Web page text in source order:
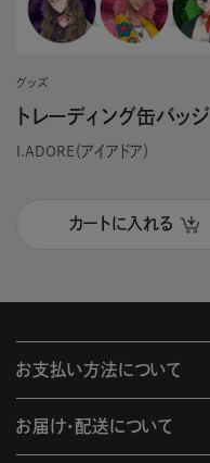
グッズ
トレーディング缶バッジ
I.ADORE（アイアドア）
カートに入れる
お支払い方法について
お届け・配送について